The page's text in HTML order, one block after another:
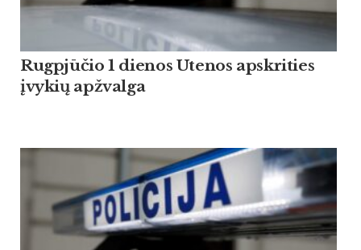
Rugpjūčio 1 dienos Utenos apskrities
įvykių apžvalga